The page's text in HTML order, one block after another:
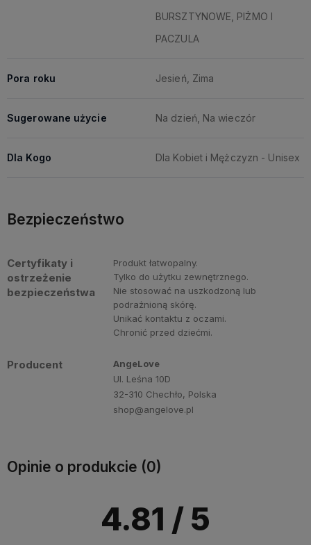
BURSZTYNOWE, PIŻMO I
PACZULA
Pora roku Jesień, Zima
Sugerowane użycie Na dzień, Na wieczór
Dla Kogo Dla Kobiet i Mężczyzn - Unisex
Bezpieczeństwo
Certyfikaty i
ostrzeżenie
bezpieczeństwa
Produkt łatwopalny.
Tylko do użytku zewnętrznego.
Nie stosować na uszkodzoną lub
podrażnioną skórę.
Unikać kontaktu z oczami.
Chronić przed dziećmi.
Producent
AngeLove
Ul. Leśna 10D
32-310 Chechło, Polska
shop@angelove.pl
Opinie o produkcie (0)
4.81 / 5